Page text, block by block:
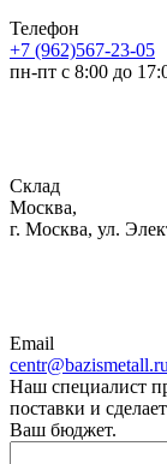
Телефон
+7 (962)567-23-05
пн-пт с 8:00 до
Склад
Москва,
г. Москва, ул.
Email
centr@bazismetall.ru
Наш специалист
поставки и
Ваш бюджет.